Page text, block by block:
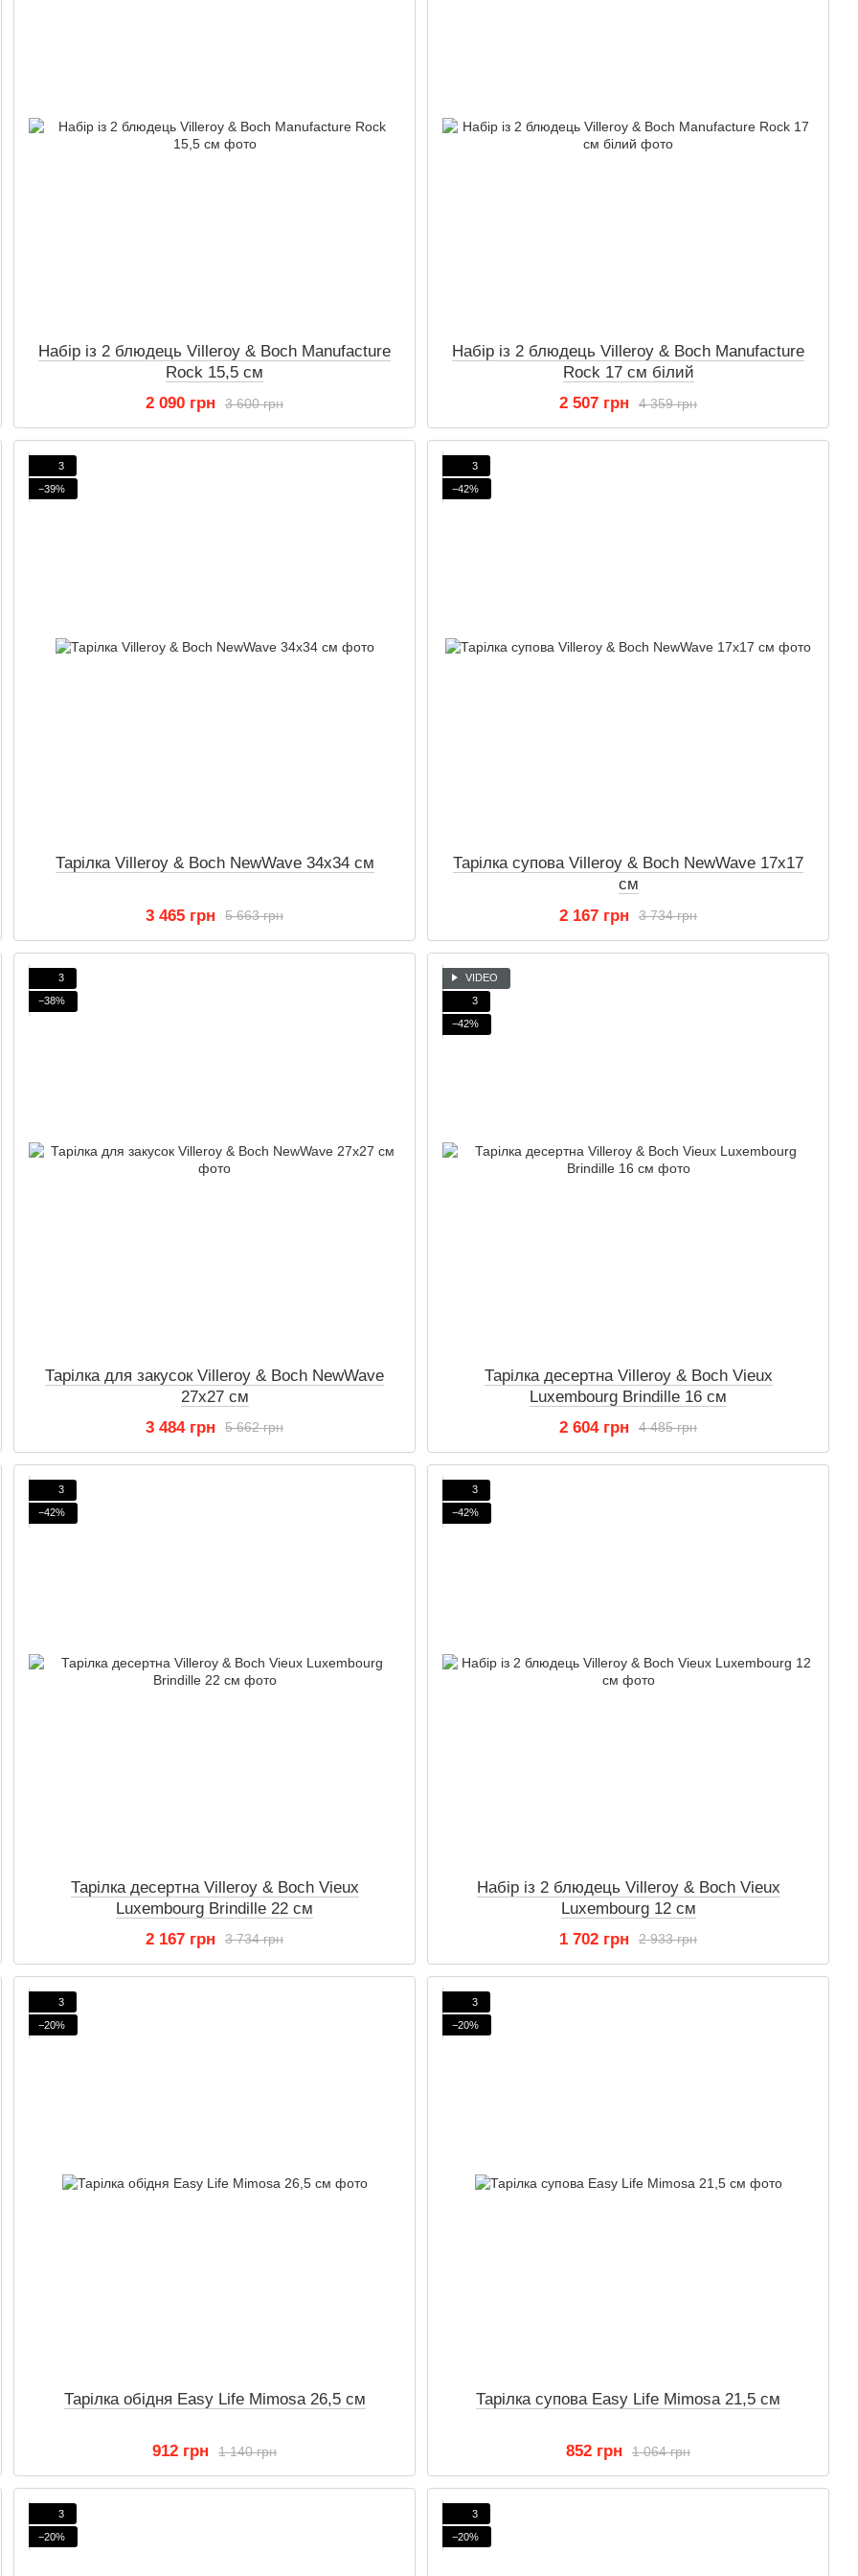
Набір із 2 блюдець Villeroy & Boch Manufacture
Rock 15,5 см
3 600 грн
2 090 грн
Набір із 2 блюдець Villeroy & Boch Manufacture
Rock 17 см білий
4 359 грн
2 507 грн
3
−39%
Тарілка Villeroy & Boch NewWave 34х34 см
5 663 грн
3 465 грн
3
−42%
Тарілка супова Villeroy & Boch NewWave 17х17
см
3 734 грн
2 167 грн
3
−38%
Тарілка для закусок Villeroy & Boch NewWave
27х27 см
5 662 грн
3 484 грн
VIDEO
3
−42%
Тарілка десертна Villeroy & Boch Vieux
Luxembourg Brindille 16 см
4 485 грн
2 604 грн
3
−42%
Тарілка десертна Villeroy & Boch Vieux
Luxembourg Brindille 22 см
3 734 грн
2 167 грн
3
−42%
Набір із 2 блюдець Villeroy & Boch Vieux
Luxembourg 12 см
2 933 грн
1 702 грн
3
−20%
Тарілка обідня Easy Life Mimosa 26,5 см
1 140 грн
912 грн
3
−20%
Тарілка супова Easy Life Mimosa 21,5 см
1 064 грн
852 грн
3
−20%
3
−20%